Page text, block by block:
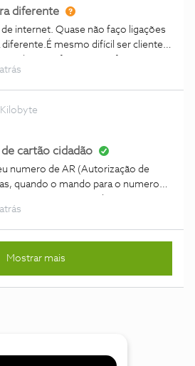
diferente
internet. Quase não faço ligações
diferente.É mesmo difícil ser cliente
essa fatura e não fazer outra
a NOS?
Kilobyte
cartão cidadão
numero de AR (Autorização de
quando o mando para o numero
com numero do cartão
- ele não é aceito por esse
mandar o NIF? meu prazo para
Mostrar mais